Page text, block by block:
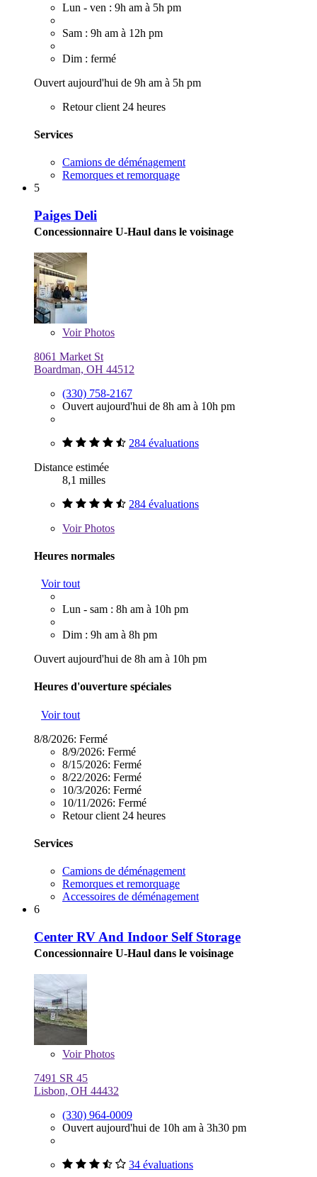
Lun - ven : 9h am à 5h pm
Sam : 9h am à 12h pm
Dim : fermé
Ouvert aujourd'hui de 9h am à 5h pm
Retour client 24 heures
Services
Camions de déménagement
Remorques et remorquage
5
Paiges Deli
Concessionnaire U-Haul dans le voisinage
VoirPhotos
8061 Market St
Boardman, OH 44512
(330) 758-2167
Ouvert aujourd'hui de 8h am à 10h pm
284 évaluations
Distance estimée
8,1 milles
284 évaluations
VoirPhotos
Heures normales
Voir tout
Lun - sam : 8h am à 10h pm
Dim : 9h am à 8h pm
Ouvert aujourd'hui de 8h am à 10h pm
Heures d'ouverture spéciales
Voir tout
8/8/2026: Fermé
8/9/2026: Fermé
8/15/2026: Fermé
8/22/2026: Fermé
10/3/2026: Fermé
10/11/2026: Fermé
Retour client 24 heures
Services
Camions de déménagement
Remorques et remorquage
Accessoires de déménagement
6
Center RV And Indoor Self Storage
Concessionnaire U-Haul dans le voisinage
VoirPhotos
7491 SR 45
Lisbon, OH 44432
(330) 964-0009
Ouvert aujourd'hui de 10h am à 3h30 pm
34 évaluations